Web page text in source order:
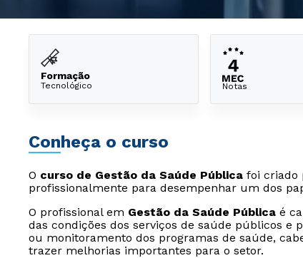
Formação
Tecnológico Notas
Conheça o curso
O curso de Gestão da Saúde Pública foi criado
profissionalmente para desempenhar um dos
O profissional em Gestão da Saúde Pública é
das condições dos serviços de saúde públicos e
ou monitoramento dos programas de saúde,
trazer melhorias importantes para o setor.